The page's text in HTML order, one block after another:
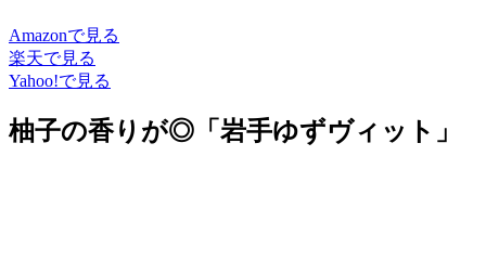
Amazonで見る
楽天で見る
Yahoo!で見る
柚子の香りが◎「岩手ゆずヴィット」